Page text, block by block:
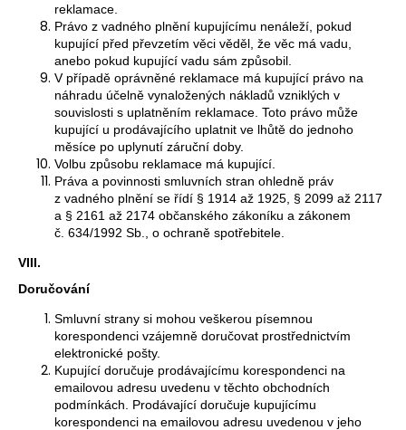
reklamace.
Právo z vadného plnění kupujícímu nenáleží, pokud
kupující před převzetím věci věděl, že věc má vadu,
anebo pokud kupující vadu sám způsobil.
V případě oprávněné reklamace má kupující právo na
náhradu účelně vynaložených nákladů vzniklých v
souvislosti s uplatněním reklamace. Toto právo může
kupující u prodávajícího uplatnit ve lhůtě do jednoho
měsíce po uplynutí záruční doby.
Volbu způsobu reklamace má kupující.
Práva a povinnosti smluvních stran ohledně práv
z vadného plnění se řídí § 1914 až 1925, § 2099 až 2117
a § 2161 až 2174 občanského zákoníku a zákonem
č. 634/1992 Sb., o ochraně spotřebitele.
VIII.
Doručování
Smluvní strany si mohou veškerou písemnou
korespondenci vzájemně doručovat prostřednictvím
elektronické pošty.
Kupující doručuje prodávajícímu korespondenci na
emailovou adresu uvedenu v těchto obchodních
podmínkách. Prodávající doručuje kupujícímu
korespondenci na emailovou adresu uvedenou v jeho